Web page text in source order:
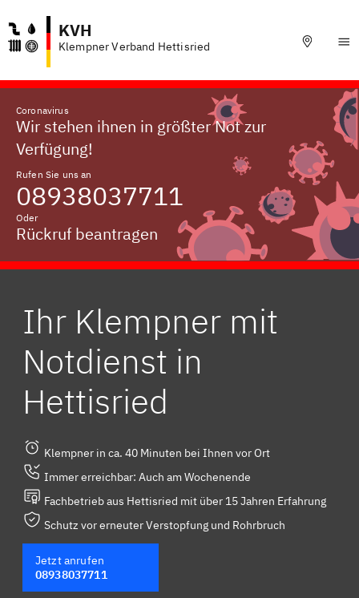
KVH
Klempner Verband Hettisried
Coronavirus
Wir stehen ihnen in größter Not zur
Verfügung!
Rufen Sie uns an
08938037711
Oder
Rückruf beantragen
Ihr Klempner mit
Notdienst in
Hettisried
Klempner in ca. 40 Minuten bei Ihnen vor Ort
Immer erreichbar: Auch am Wochenende
Fachbetrieb aus Hettisried mit über 15 Jahren Erfahrung
Schutz vor erneuter Verstopfung und Rohrbruch
Jetzt anrufen
08938037711